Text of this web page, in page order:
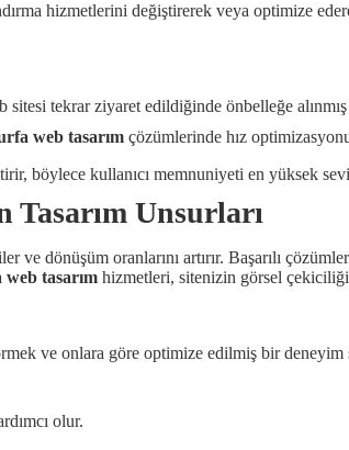
hizmetlerini değiştirerek veya optimize
tekrar ziyaret edildiğinde önbelleğe
web tasarım çözümlerinde hız
böylece kullanıcı memnuniyeti en yüksek
Tasarım Unsurları
ve dönüşüm oranlarını artırır. Başarılı
web tasarım hizmetleri, sitenizin görsel
ve onlara göre optimize edilmiş bir
olur.